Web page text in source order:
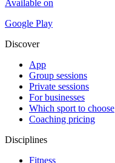
Available on
Google Play
Discover
App
Group sessions
Private sessions
For businesses
Which sport to choose
Coaching pricing
Disciplines
Fitness